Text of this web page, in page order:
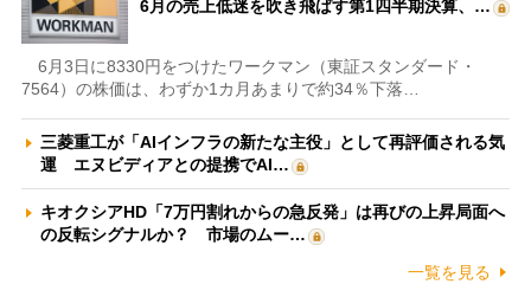
6月の売上低迷を吹き飛ばす第1四半期決算、…
6月3日に8330円をつけたワークマン（東証スタンダード・
7564）の株価は、わずか1カ月あまりで約34％下落…
三菱重工が「AIインフラの新たな主役」として再評価される気
運 エヌビディアとの提携でAI…
キオクシアHD「7万円割れからの急反発」は再びの上昇局面へ
の反転シグナルか？ 市場のムー…
一覧を見る